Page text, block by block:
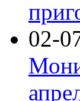
02-